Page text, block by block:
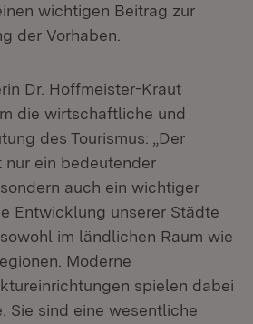
wichtigen Beitrag zur
der Vorhaben.
Dr. Hoffmeister-Kraut
die wirtschaftliche und
des Tourismus: „Der
nur ein bedeutender
auch ein wichtiger
Entwicklung unserer Städte
im ländlichen Raum wie
Moderne
spielen dabei
Sie sind eine wesentliche